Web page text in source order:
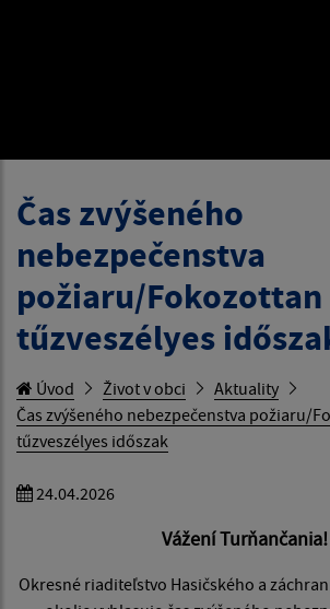
Čas zvýšeného
nebezpečenstva
požiaru/Fokozottan
tűzveszélyes
Úvod Život v obci
Aktuality
Čas zvýšeného nebezpečenstva požiaru/
tűzveszélyes időszak
24.04.2026
Vážení Turňančania!
Okresné riaditeľstvo Hasičského a